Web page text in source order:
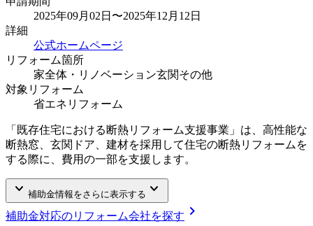
2025年09月02日〜2025年12月12日
詳細
公式ホームページ
リフォーム箇所
家全体・リノベーション玄関その他
対象リフォーム
省エネリフォーム
「既存住宅における断熱リフォーム支援事業」は、高性能な
断熱窓、玄関ドア、建材を採用して住宅の断熱リフォームを
する際に、費用の一部を支援します。
keyboard_arrow_down 補助金情報をさらに表示する keyboard_arrow_down
補助金対応のリフォーム会社を探す chevron_right